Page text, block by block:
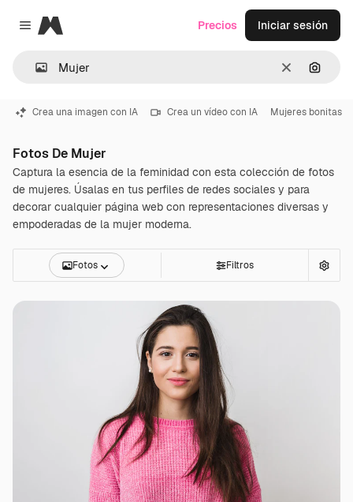
Close menu
Magnific
Borrar
Precios Iniciar sesión
Crea una imagen con IA Crea un vídeo con IA Mujeres bonitas
Fotos De Mujer
Captura la esencia de la feminidad con esta colección de fotos
de mujeres. Úsalas en tus perfiles de redes sociales y para
decorar cualquier página web con representaciones diversas y
empoderadas de la mujer moderna.
Fotos Filtros